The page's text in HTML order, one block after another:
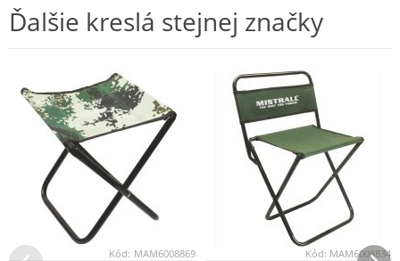
Ďalšie kreslá stejnej značky
Kód: MAM6008869 Kód: MAM6008834